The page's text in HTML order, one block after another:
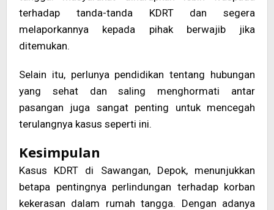
terhadap tanda-tanda KDRT dan segera
melaporkannya kepada pihak berwajib jika
ditemukan.
Selain itu, perlunya pendidikan tentang hubungan
yang sehat dan saling menghormati antar
pasangan juga sangat penting untuk mencegah
terulangnya kasus seperti ini.
Kesimpulan
Kasus KDRT di Sawangan, Depok, menunjukkan
betapa pentingnya perlindungan terhadap korban
kekerasan dalam rumah tangga. Dengan adanya